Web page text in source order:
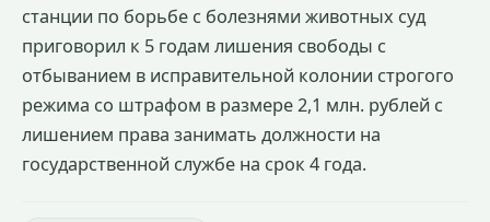
станции по борьбе с болезнями животных суд
приговорил к 5 годам лишения свободы с
отбыванием в исправительной колонии строгого
режима со штрафом в размере 2,1 млн. рублей с
лишением права занимать должности на
государственной службе на срок 4 года.